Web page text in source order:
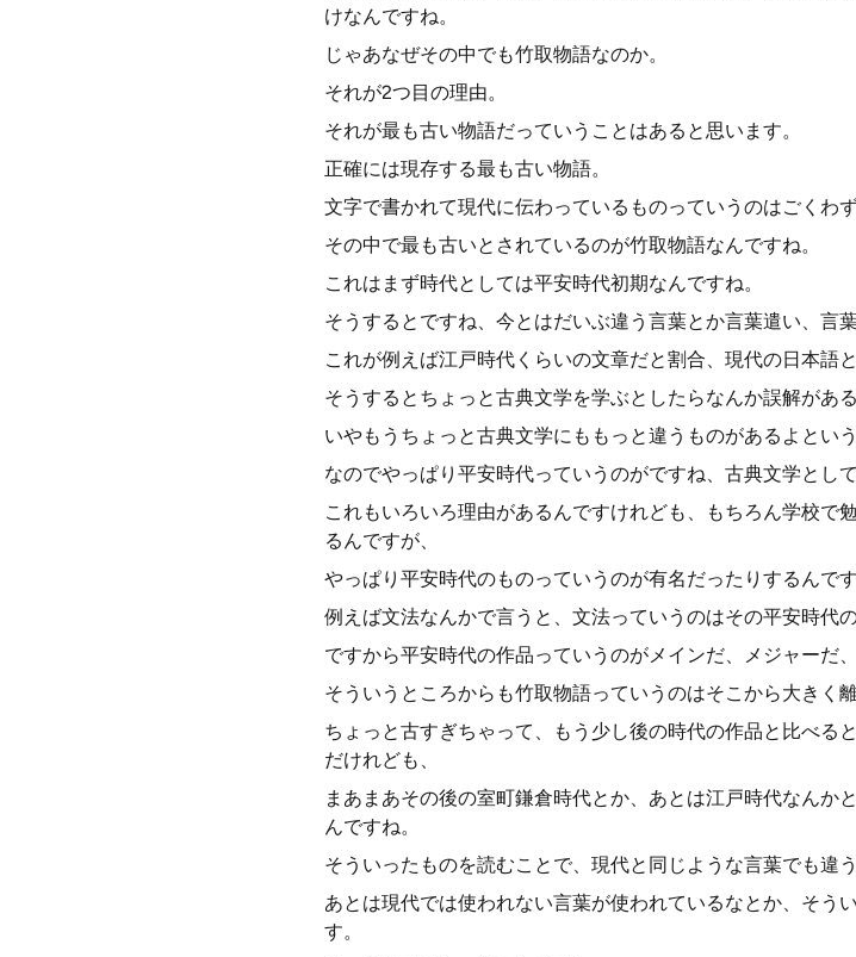
けなんですね。
じゃあなぜその中でも竹取物語なのか。
それが2つ目の理由。
それが最も古い物語だっていうことはあると思います。
正確には現存する最も古い物語。
文字で書かれて現代に伝わっているものっていうのはごくわず
その中で最も古いとされているのが竹取物語なんですね。
これはまず時代としては平安時代初期なんですね。
そうするとですね、今とはだいぶ違う言葉とか言葉遣い、言
これが例えば江戸時代くらいの文章だと割合、現代の日本語
そうするとちょっと古典文学を学ぶとしたらなんか誤解がある
いやもうちょっと古典文学にももっと違うものがあるよとい
なのでやっぱり平安時代っていうのがですね、古典文学とし
これもいろいろ理由があるんですけれども、もちろん学校で
るんですが、
やっぱり平安時代のものっていうのが有名だったりするんです
例えば文法なんかで言うと、文法っていうのはその平安時代
ですから平安時代の作品っていうのがメインだ、メジャーだ
そういうところからも竹取物語っていうのはそこから大きく
ちょっと古すぎちゃって、もう少し後の時代の作品と比べる
だけれども、
まあまあその後の室町鎌倉時代とか、あとは江戸時代なんか
んですね。
そういったものを読むことで、現代と同じような言葉でも違
あとは現代では使われない言葉が使われているなとか、そう
す。